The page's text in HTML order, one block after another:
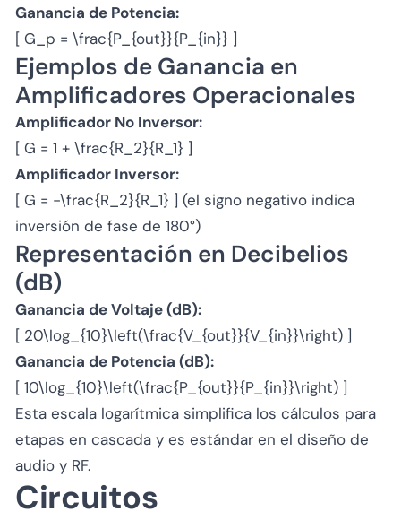
Ganancia de Potencia:
[ G_p = \frac{P_{out}}{P_{in}} ]
Ejemplos de Ganancia en
Amplificadores Operacionales
Amplificador No Inversor:
[ G = 1 + \frac{R_2}{R_1} ]
Amplificador Inversor:
[ G = -\frac{R_2}{R_1} ] (el signo negativo indica
inversión de fase de 180°)
Representación en Decibelios
(dB)
Ganancia de Voltaje (dB):
[ 20\log_{10}\left(\frac{V_{out}}{V_{in}}\right) ]
Ganancia de Potencia (dB):
[ 10\log_{10}\left(\frac{P_{out}}{P_{in}}\right) ]
Esta escala logarítmica simplifica los cálculos para
etapas en cascada y es estándar en el diseño de
audio y RF.
Circuitos